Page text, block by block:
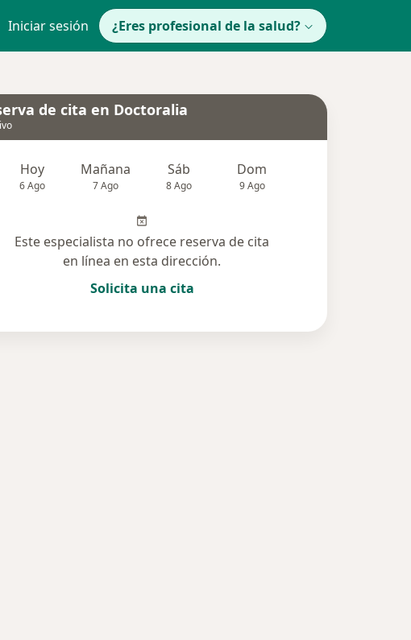
Iniciar sesión ¿Eres profesional de la salud?
de cita en Doctoralia
Hoy
6 Ago
Mañana
7 Ago
Sáb
8 Ago
Dom
9 Ago
Este especialista no ofrece reserva de cita
en línea en esta dirección.
Solicita una cita